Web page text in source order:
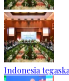
Indonesia